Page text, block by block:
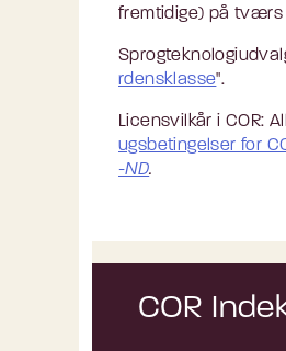
fremtidige) på tværs
rdensklasse".
Licensvilkår i COR:
ugsbetingelser for
-ND.
COR